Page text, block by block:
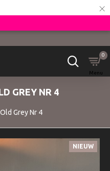
×
0
Grey Nr 4
GREY NR 4
NIEUW